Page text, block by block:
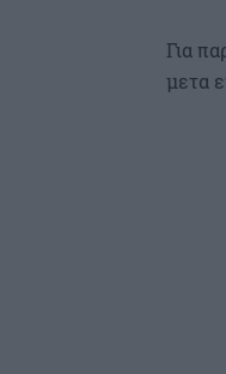
Για
μετα